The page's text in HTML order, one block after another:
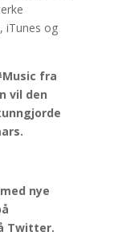
iTunes og
fra
vil den
nye
Twitter.